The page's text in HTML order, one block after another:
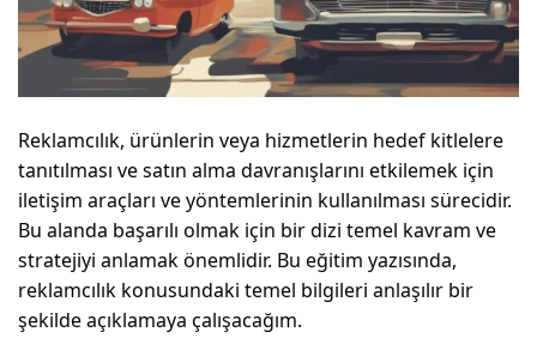
Reklamcılık, ürünlerin veya hizmetlerin hedef kitlelere
tanıtılması ve satın alma davranışlarını etkilemek için
iletişim araçları ve yöntemlerinin kullanılması sürecidir.
Bu alanda başarılı olmak için bir dizi temel kavram ve
stratejiyi anlamak önemlidir. Bu eğitim yazısında,
reklamcılık konusundaki temel bilgileri anlaşılır bir
şekilde açıklamaya çalışacağım.